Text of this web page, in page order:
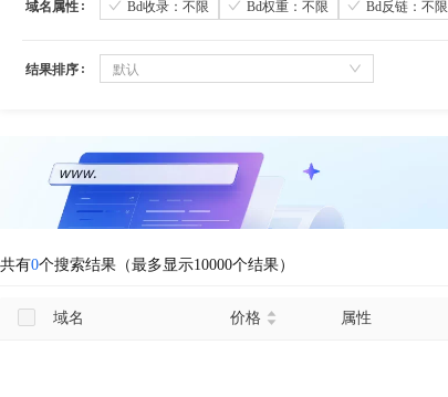
域名属性 Bd收录：不限 Bd权重：不限 Bd反链：不限
结果排序 默认
共有0个搜索结果（最多显示10000个结果）
域名 价格 属性